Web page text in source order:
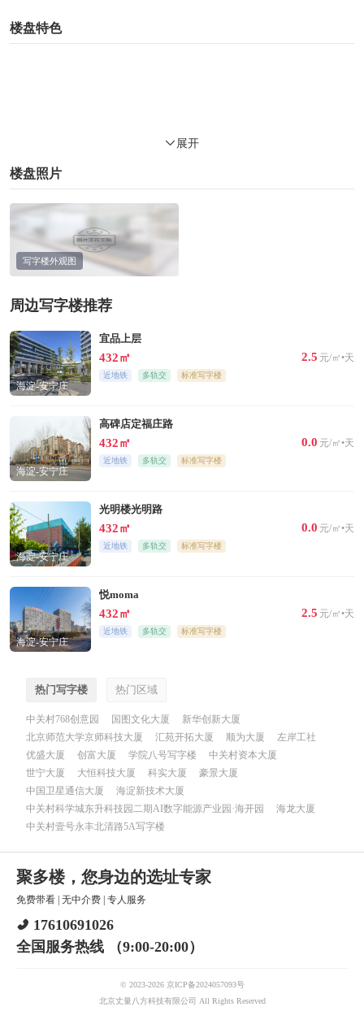
楼盘特色
展开
楼盘照片
写字楼外观图
周边写字楼推荐
海淀-安宁庄
宜品上层
432㎡ 2.5 元/㎡•天
近地铁 多轨交 标准写字楼
海淀-安宁庄
高碑店定福庄路
432㎡ 0.0 元/㎡•天
近地铁 多轨交 标准写字楼
海淀-安宁庄
光明楼光明路
432㎡ 0.0 元/㎡•天
近地铁 多轨交 标准写字楼
海淀-安宁庄
悦moma
432㎡ 2.5 元/㎡•天
近地铁 多轨交 标准写字楼
热门写字楼 热门区域
中关村768创意园 国图文化大厦
新华创新大厦
北京师范大学京师科技大厦
汇苑开拓大厦 顺为大厦
左岸工社
优盛大厦
创富大厦 学院八号写字楼
中关村资本大厦
世宁大厦
大恒科技大厦 科实大厦
豪景大厦
中国卫星通信大厦
海淀新技术大厦
中关村科学城东升科技园二期AI数字能源产业园·海开园
海龙大厦
中关村壹号永丰北清路5A写字楼
聚多楼，您身边的选址专家
免费带看 无中介费 专人服务
17610691026
全国服务热线 （9:00-20:00）
© 2023-2026 京ICP备2024057093号
北京丈量八方科技有限公司 All Rights Reserved